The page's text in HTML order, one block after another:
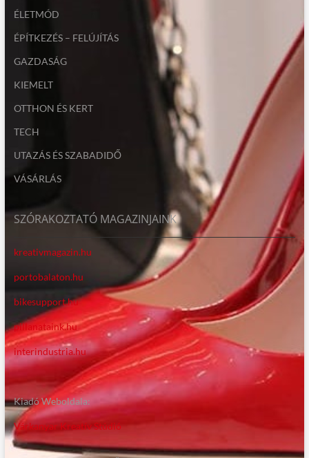
ÉLETMÓD
ÉPÍTKEZÉS – FELÚJÍTÁS
GAZDASÁG
KIEMELT
OTTHON ÉS KERT
TECH
UTAZÁS ÉS SZABADIDŐ
VÁSÁRLÁS
SZÓRAKOZTATÓ MAGAZINJAINK
kreativmagazin.hu
portobalaton.hu
bikesupport.hu
pillanataink.hu
interindustria.hu
Kiadó Weboldala:
Várkanyar Kreatív Stúdió